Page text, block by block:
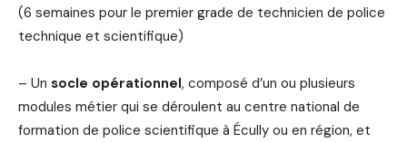
(6 semaines pour le premier grade de technicien de police
technique et scientifique)
– Un socle opérationnel, composé d’un ou plusieurs
modules métier qui se déroulent au centre national de
formation de police scientifique à Écully ou en région, et